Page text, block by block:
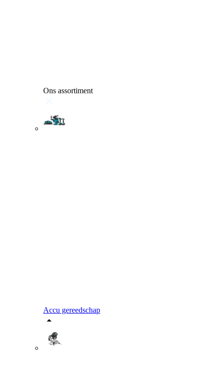
Ons assortiment
Accu gereedschap